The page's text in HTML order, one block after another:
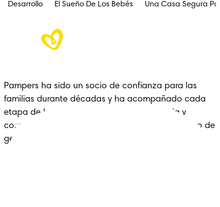
Desarrollo El Sueño De Los Bebés Una Casa Segura
Pampers ha sido un socio de confianza para las
familias durante décadas y ha acompañado cada
etapa de la crianza con cariño, experiencia y
comodidad: un legado que se extiende a lo largo de
generaciones.